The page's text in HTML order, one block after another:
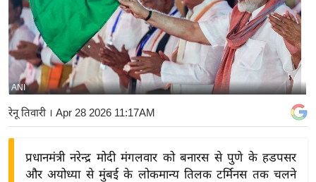
र्रा
ष्ट्री
य
बि
ज़
ने
स
द्यो
ANI
रेनू तिवारी । Apr 28 2026 11:17AM
प्रधानमंत्री नरेन्द्र मोदी मंगलवार को बनारस से पुणे के हडपसर
और अयोध्या से मुंबई के लोकमान्य तिलक टर्मिनस तक चलने